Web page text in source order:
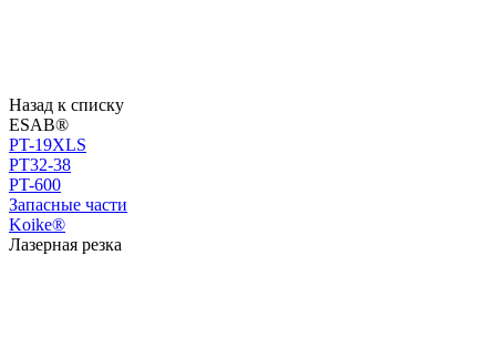
Назад к списку
ESAB®
PT-19XLS
PT32-38
PT-600
Запасные части
Koike®
Лазерная резка